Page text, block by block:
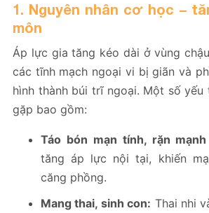
1. Nguyên nhân cơ học –
môn
Áp lực gia tăng kéo dài ở vùng
các tĩnh mạch ngoại vi bị giãn và
hình thành búi trĩ ngoại. Một số
gặp bao gồm:
Táo bón mạn tính, rặn
tăng áp lực nội tại, khiến
căng phồng.
Mang thai, sinh con: Thai nhi